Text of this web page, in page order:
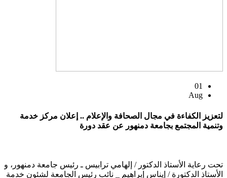
01
Aug
لتعزيز الكفاءة في مجال الصحافة والإعلام .. إعلان مركز خدمة
وتنمية المجتمع بجامعة دمنهور عن عقد دورة
تحت رعاية الأستاذ الدكتور / إلهامي ترابيس ـ رئيس جامعة دمنهور، و
الأستاذ الدكتورة / إيناس إبراهيم _ نائب رئيس الجامعة لشئون خدمة